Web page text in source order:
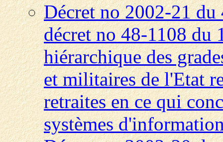
Décret no 2002-21
décret no 48-1108 du
hiérarchique des
et militaires de l'Etat
retraites en ce qui
systèmes